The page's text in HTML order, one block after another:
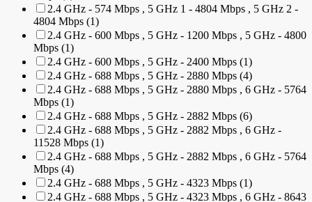
2.4 GHz - 574 Mbps , 5 GHz 1 - 4804 Mbps , 5 GHz 2 -
4804 Mbps (1)
2.4 GHz - 600 Mbps , 5 GHz - 1200 Mbps , 5 GHz - 4800
Mbps (1)
2.4 GHz - 600 Mbps , 5 GHz - 2400 Mbps (1)
2.4 GHz - 688 Mbps , 5 GHz - 2880 Mbps (4)
2.4 GHz - 688 Mbps , 5 GHz - 2880 Mbps , 6 GHz - 5764
Mbps (1)
2.4 GHz - 688 Mbps , 5 GHz - 2882 Mbps (6)
2.4 GHz - 688 Mbps , 5 GHz - 2882 Mbps , 6 GHz -
11528 Mbps (1)
2.4 GHz - 688 Mbps , 5 GHz - 2882 Mbps , 6 GHz - 5764
Mbps (4)
2.4 GHz - 688 Mbps , 5 GHz - 4323 Mbps (1)
2.4 GHz - 688 Mbps , 5 GHz - 4323 Mbps , 6 GHz - 8643